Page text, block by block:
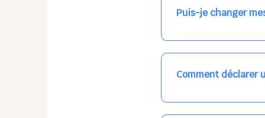
Puis-je changer
Dans votre profil
email, par SMS, par
Comment déclarer
Signalez une absence
ou